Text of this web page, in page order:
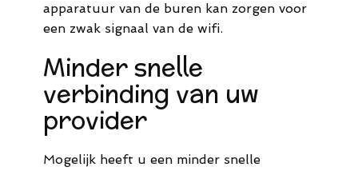
apparatuur van de buren kan zorgen voor
een zwak signaal van de wifi.
Minder snelle
verbinding van uw
provider
Mogelijk heeft u een minder snelle